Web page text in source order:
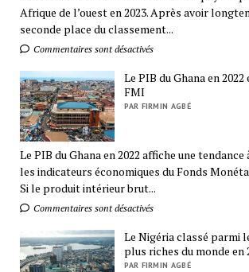
Afrique de l’ouest en 2023. Après avoir
seconde place du classement...
Commentaires sont désactivés
Le PIB du Ghana en
FMI
PAR FIRMIN AGBÉ
Le PIB du Ghana en 2022 affiche une
les indicateurs économiques du Fonds
Si le produit intérieur brut...
Commentaires sont désactivés
Le Nigéria classé parmi
plus riches du monde en
PAR FIRMIN AGBÉ